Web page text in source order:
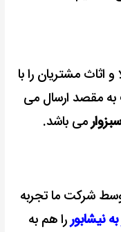
و اثاث مشتریان را با
به مقصد ارسال می
می باشد.
شرکت ما تجربه
نیشابوررا هم به